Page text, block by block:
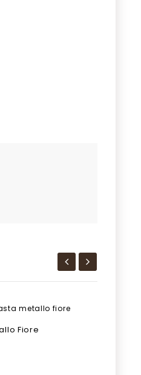
Fiore